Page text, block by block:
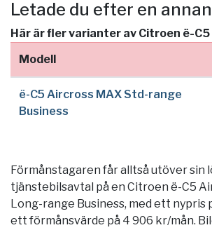
Letade du efter en
Här är fler varianter av Citroen ë-C5
Modell
ë-C5 Aircross MAX Std-range
Business
Förmånstagaren får alltså utöver sin
tjänstebilsavtal på en Citroen ë-C5
Long-range Business, med ett nypris
ett förmånsvärde på 4 906 kr/mån.